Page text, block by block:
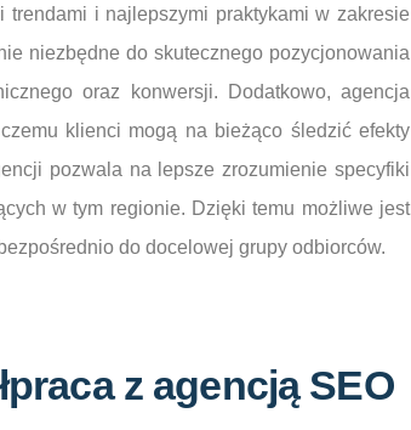
trendami i najlepszymi praktykami w zakresie
niezbędne do skutecznego pozycjonowania
oraz konwersji. Dodatkowo, agencja
klienci mogą na bieżąco śledzić efekty
pozwala na lepsze zrozumienie specyfiki
w tym regionie. Dzięki temu możliwe jest
do docelowej grupy odbiorców.
z agencją SEO